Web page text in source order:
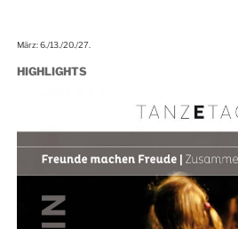
März: 6./13./20./27.
HIGHLIGHTS